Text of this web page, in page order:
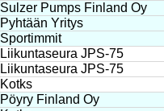
Sulzer Pumps Finland Oy
Pyhtään Yritys
Sportimmit
Liikuntaseura JPS-75
Liikuntaseura JPS-75
Kotks
Pöyry Finland Oy